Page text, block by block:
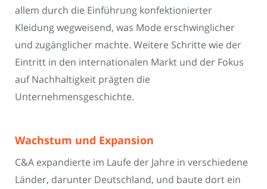
allem durch die Einführung konfektionierter
Kleidung wegweisend, was Mode erschwinglicher
und zugänglicher machte. Weitere Schritte wie der
Eintritt in den internationalen Markt und der Fokus
auf Nachhaltigkeit prägten die
Unternehmensgeschichte.
Wachstum und Expansion
C&A expandierte im Laufe der Jahre in verschiedene
Länder, darunter Deutschland, und baute dort ein